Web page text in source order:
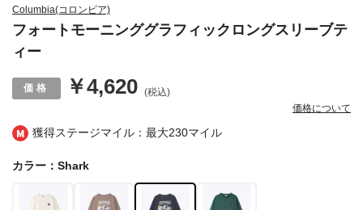
獲得ステージマイル：最大230マイル
Columbia(コロンビア)
フォートモーニンググラフィックロングスリーブテ
ィー
￥4,620 (税込)
価格について
カラー：Shark